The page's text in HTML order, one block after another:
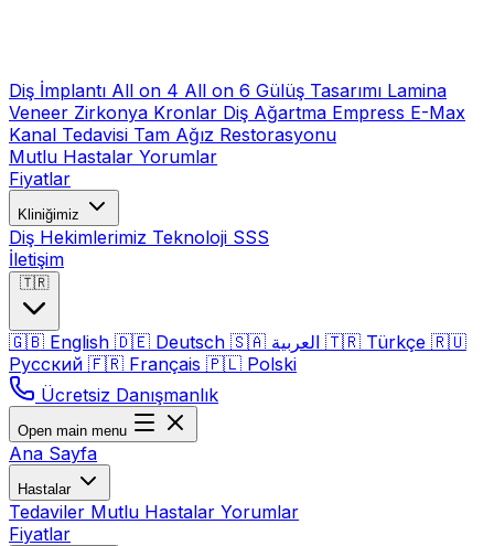
Diş İmplantı All on 4 All on 6 Gülüş Tasarımı Lamina
Veneer Zirkonya Kronlar Diş Ağartma Empress E-Max
Kanal Tedavisi Tam Ağız Restorasyonu
Mutlu Hastalar Yorumlar
Fiyatlar
Kliniğimiz
Diş Hekimlerimiz Teknoloji SSS
İletişim
🇹🇷
🇬🇧 English 🇩🇪 Deutsch 🇸🇦 🇹🇷 Türkçe 🇷🇺
Русский 🇫🇷 Français 🇵🇱 Polski
Ücretsiz Danışmanlık
Open main menu
Ana Sayfa
Hastalar
Tedaviler Mutlu Hastalar Yorumlar
Fiyatlar